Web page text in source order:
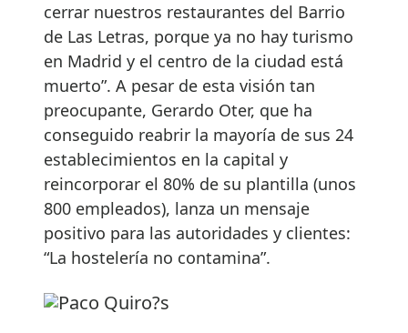
cerrar nuestros restaurantes del Barrio
de Las Letras, porque ya no hay turismo
en Madrid y el centro de la ciudad está
muerto”. A pesar de esta visión tan
preocupante, Gerardo Oter, que ha
conseguido reabrir la mayoría de sus 24
establecimientos en la capital y
reincorporar el 80% de su plantilla (unos
800 empleados), lanza un mensaje
positivo para las autoridades y clientes:
“La hostelería no contamina”.